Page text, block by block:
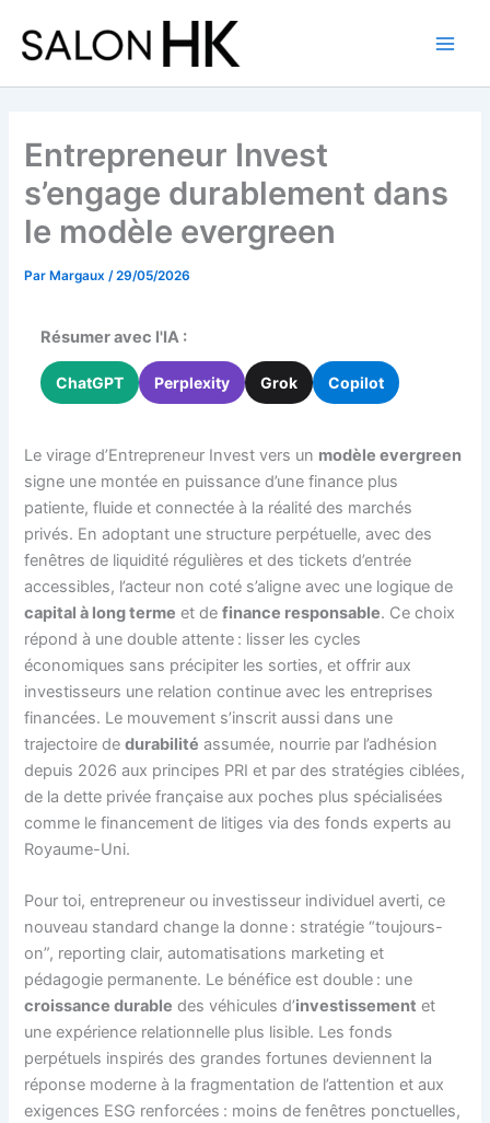
contenu
Entrepreneur Invest
s’engage durablement dans
le modèle evergreen
ParMargaux /29/05/2026
Résumer avec l'IA :
ChatGPT Perplexity Grok Copilot
Le virage d’Entrepreneur Invest vers un modèle evergreen
signe une montée en puissance d’une finance plus
patiente, fluide et connectée à la réalité des marchés
privés. En adoptant une structure perpétuelle, avec des
fenêtres de liquidité régulières et des tickets d’entrée
accessibles, l’acteur non coté s’aligne avec une logique de
capital à long terme et definance responsable. Ce choix
répond à une double attente : lisser les cycles
économiques sans précipiter les sorties, et offrir aux
investisseurs une relation continue avec les entreprises
financées. Le mouvement s’inscrit aussi dans une
trajectoire dedurabilité assumée, nourrie par l’adhésion
depuis 2026 aux principes PRI et par des stratégies ciblées,
de la dette privée française aux poches plus spécialisées
comme le financement de litiges via des fonds experts au
Royaume-Uni.
Pour toi, entrepreneur ou investisseur individuel averti, ce
nouveau standard change la donne : stratégie “toujours-
on”, reporting clair, automatisations marketing et
pédagogie permanente. Le bénéfice est double : une
croissance durable des véhicules d’investissement et
une expérience relationnelle plus lisible. Les fonds
perpétuels inspirés des grandes fortunes deviennent la
réponse moderne à la fragmentation de l’attention et aux
exigences ESG renforcées : moins de fenêtres ponctuelles,